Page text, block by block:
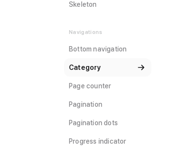
Skeleton
Navigations
Bottom navigation
Category
Page counter
Pagination
Pagination dots
Progress indicator